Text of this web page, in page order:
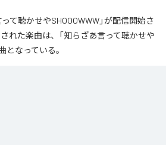
て聴かせやSHOOOWWW」が配信開始さ
れた楽曲は、「知らざあ言って聴かせや
となっている。